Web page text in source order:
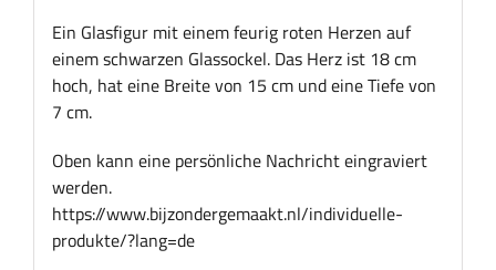
Ein Glasfigur mit einem feurig roten Herzen auf
einem schwarzen Glassockel. Das Herz ist 18 cm
hoch, hat eine Breite von 15 cm und eine Tiefe von
7 cm.
Oben kann eine persönliche Nachricht eingraviert
werden.
https://www.bijzondergemaakt.nl/individuelle-
produkte/?lang=de